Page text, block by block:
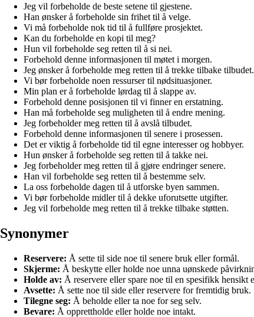
Jeg vil forbeholde de beste setene til gjestene.
Han ønsker å forbeholde sin frihet til å velge.
Vi må forbeholde nok tid til å fullføre prosjektet.
Kan du forbeholde en kopi til meg?
Hun vil forbeholde seg retten til å si nei.
Forbehold denne informasjonen til møtet i morgen.
Jeg ønsker å forbeholde meg retten til å trekke tilbake tilbudet.
Vi bør forbeholde noen ressurser til nødsituasjoner.
Min plan er å forbeholde lørdag til å slappe av.
Forbehold denne posisjonen til vi finner en erstatning.
Han må forbeholde seg muligheten til å endre mening.
Jeg forbeholder meg retten til å avslå tilbudet.
Forbehold denne informasjonen til senere i prosessen.
Det er viktig å forbeholde tid til egne interesser og hobbyer.
Hun ønsker å forbeholde seg retten til å takke nei.
Jeg forbeholder meg retten til å gjøre endringer senere.
Han vil forbeholde seg retten til å bestemme selv.
La oss forbeholde dagen til å utforske byen sammen.
Vi bør forbeholde midler til å dekke uforutsette utgifter.
Jeg vil forbeholde meg retten til å trekke tilbake støtten.
Synonymer
Reservere: Å sette til side noe til senere bruk eller formål.
Skjerme: Å beskytte eller holde noe unna uønskede
Holde av: Å reservere eller spare noe til en spesifikk hensikt
Avsette: Å sette noe til side eller reservere for fremtidig bruk.
Tilegne seg: Å beholde eller ta noe for seg selv.
Bevare: Å opprettholde eller holde noe intakt.